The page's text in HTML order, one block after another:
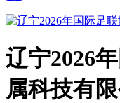
辽宁2026
属科技有